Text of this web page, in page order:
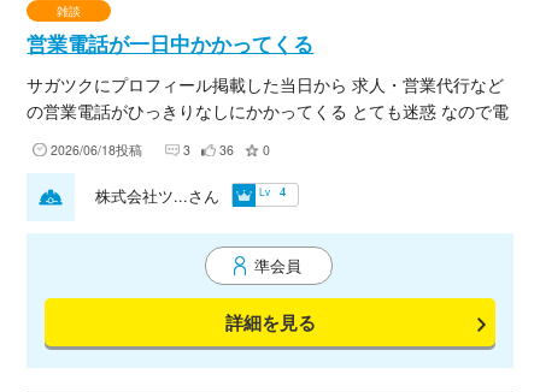
雑談
営業電話が一日中かかってくる
サガツクにプロフィール掲載した当日から 求人・営業代行など
の営業電話がひっきりなしにかかってくる とても迷惑 なので電
気軽に連絡とれればと思い掲載しましたが 残念
2026/06/18投稿 3 36 0
準会員
詳細を見る
株式会社ツ...さん Lv 4